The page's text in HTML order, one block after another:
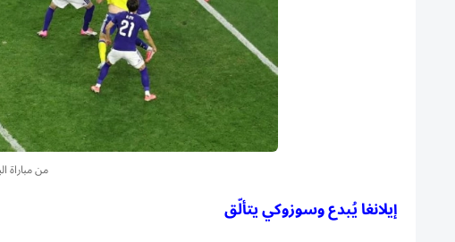
من مباراة
إيلانغا يُبدع وسوزوكي يتألّق